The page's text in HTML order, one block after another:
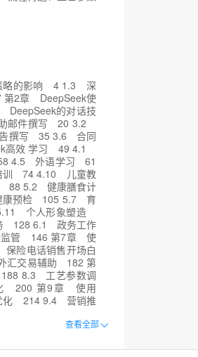
略的影响 4 1.3 深
2章 DeepSeek使
的对话技
邮件撰写 20 3.2
撰写 35 3.6 合同
高效 学习 49 4.1
4.5 外语学习 61
训 74 4.10 儿童教
88 5.2 健康膳食计
预检 105 5.7 育
个人形象塑造
128 6.1 政务工作
管 146 第7章 使
险电话销售开场白
交易辅助 182 第
8.3 工艺参数调
200 第9章 使用
化 214 9.4 营销推
10.4 纠纷解决话术
查看全部